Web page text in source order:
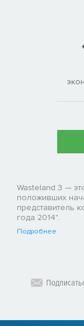
Wasteland 3 —
положивших
представитель
года 2014".
Подробнее